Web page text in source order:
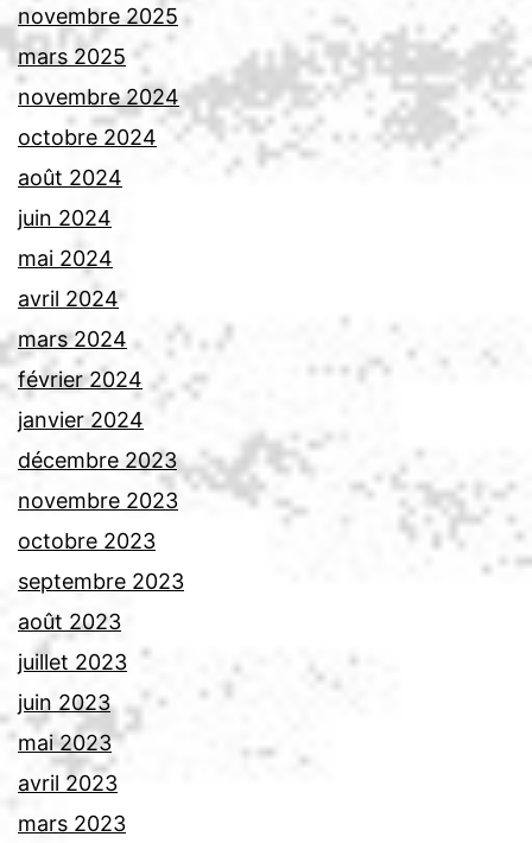
novembre 2025
mars 2025
novembre 2024
octobre 2024
août 2024
juin 2024
mai 2024
avril 2024
mars 2024
février 2024
janvier 2024
décembre 2023
novembre 2023
octobre 2023
septembre 2023
août 2023
juillet 2023
juin 2023
mai 2023
avril 2023
mars 2023